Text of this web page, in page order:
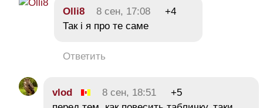
Olli8 8 сен, 17:08
+4
Так і я про те саме
Ответить
vlod 8 сен, 18:51
+5